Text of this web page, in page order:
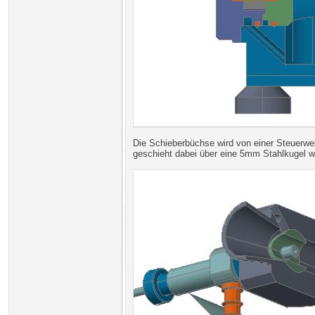
Die Schieberbüchse wird von einer
geschieht dabei über eine 5mm Stahlkugel